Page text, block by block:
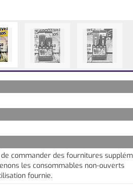
de commander des fournitures
les consommables non-ouverts
fournie.